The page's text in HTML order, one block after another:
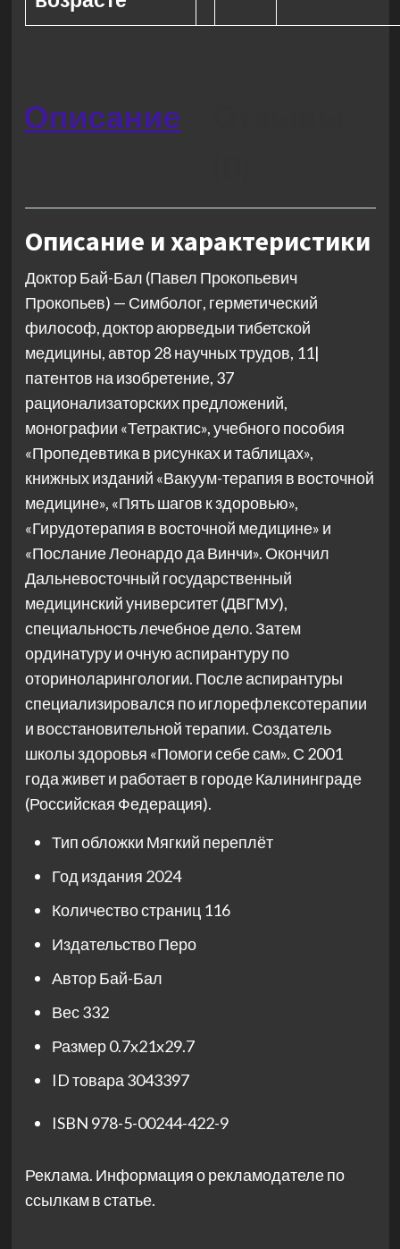
Описание
Описание и характеристики
Доктор Бай-Бал (Павел Прокопьевич
Прокопьев) — Симболог, герметический
философ, доктор аюрведыи тибетской
медицины, автор 28 научных трудов, 11|
патентов на изобретение, 37
рационализаторских предложений,
монографии «Тетрактис», учебного пособия
«Пропедевтика в рисунках и таблицах»,
книжных изданий «Вакуум-терапия в восточной
медицине», «Пять шагов к здоровью»,
«Гирудотерапия в восточной медицине» и
«Послание Леонардо да Винчи». Окончил
Дальневосточный государственный
медицинский университет (ДВГМУ),
специальность лечебное дело. Затем
ординатуру и очную аспирантуру по
оториноларингологии. После аспирантуры
специализировался по иглорефлексотерапии
и восстановительной терапии. Создатель
школы здоровья «Помоги себе сам». С 2001
года живет и работает в городе Калининграде
(Российская Федерация).
Тип обложки Мягкий переплёт
Год издания 2024
Количество страниц 116
ИздательствоПеро
АвторБай-Бал
Вес332
Размер0.7x21x29.7
ID товара 3043397
ISBN 978-5-00244-422-9
Реклама. Информация о рекламодателе по
ссылкам в статье.